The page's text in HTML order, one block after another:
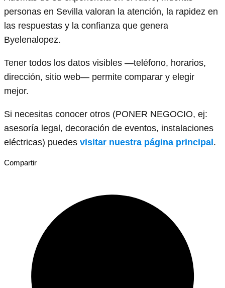
personas en Sevilla valoran la atención, la rapidez en
las respuestas y la confianza que genera
Byelenalopez.
Tener todos los datos visibles —teléfono, horarios,
dirección, sitio web— permite comparar y elegir
mejor.
Si necesitas conocer otros (PONER NEGOCIO, ej:
asesoría legal, decoración de eventos, instalaciones
eléctricas) puedes visitar nuestra página principal.
Compartir